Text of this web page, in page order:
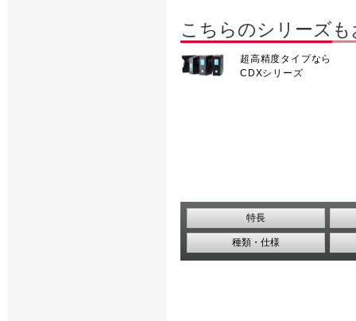
こちらのシリーズ
超高精度タイプなら
CDXシリーズ
特長
種類・仕様